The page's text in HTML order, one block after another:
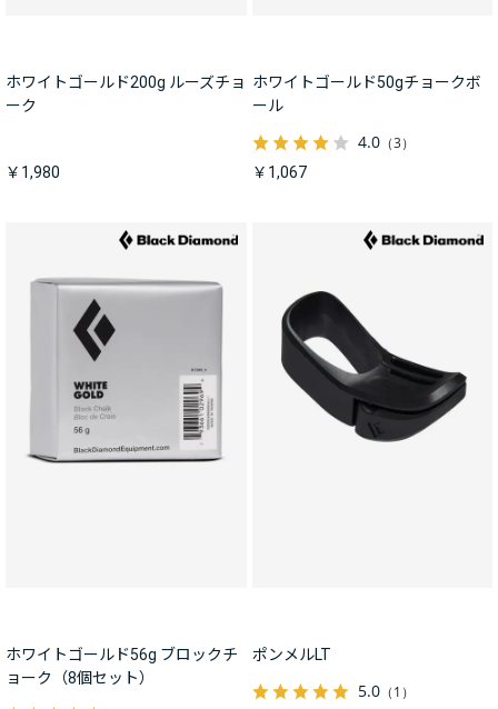
ホワイトゴールド200g ルーズチョ
ーク
￥1,980
ホワイトゴールド50gチョークボ
ール
4.0（3）
￥1,067
ホワイトゴールド56g ブロックチ
ョーク（8個セット）
ポンメルLT
5.0（1）